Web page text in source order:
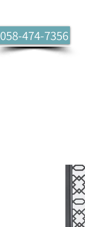
058-474-7356